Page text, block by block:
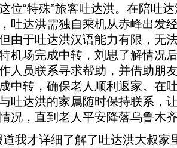
位“特殊”旅客吐达洪。在陪吐
吐达洪需独自乘机从赤峰出发
由于吐达洪汉语能力有限，无
机场完成中转，刘思了解情况
人员联系寻求帮助，并借助朋
中转，确保老人顺利返家。在
吐达洪的家属随时保持联系，
况，直到老人平安降落乌鲁木
才详细了解了吐达洪大叔家